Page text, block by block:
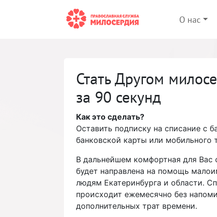
О нас
Стать Другом
за 90 секунд
Как это сделать?
Оставить подписку на списание с
банковской карты или мобильного
В дальнейшем комфортная для Вас
будет направлена на помощь
людям Екатеринбурга и области.
происходит ежемесячно без
дополнительных трат времени.